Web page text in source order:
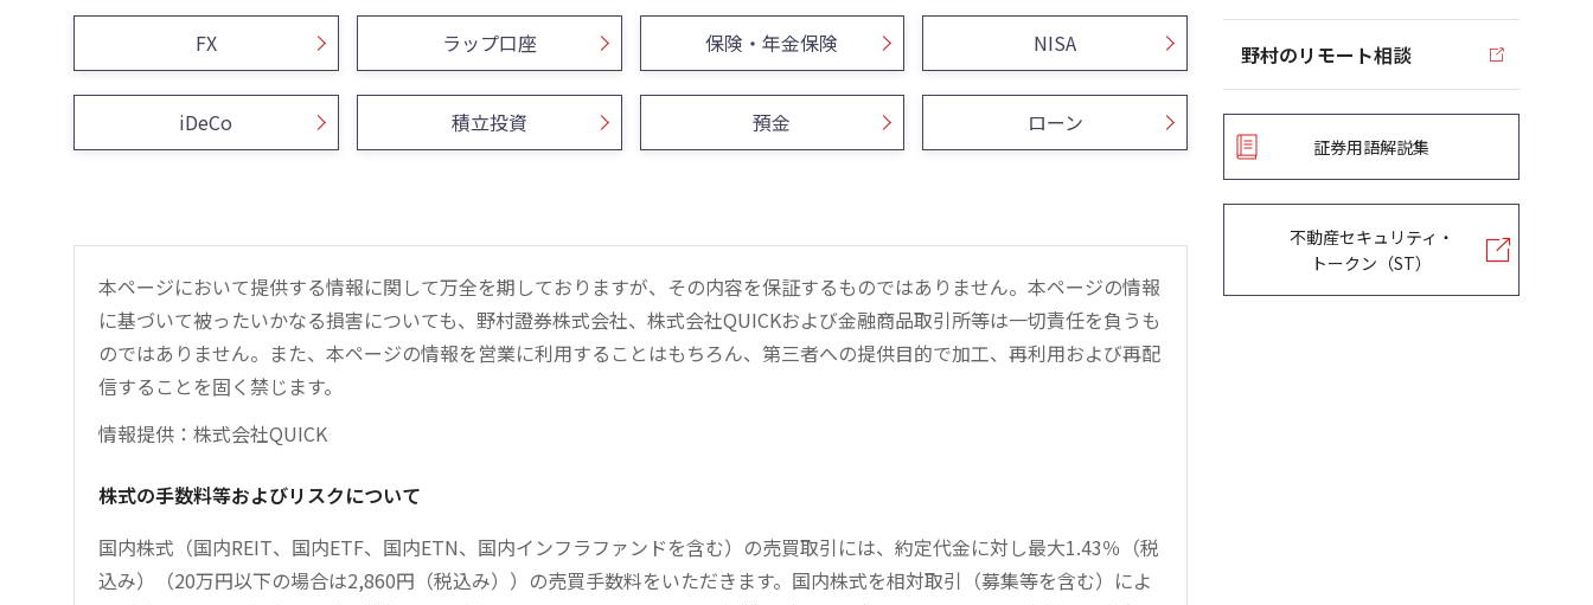
FX ラップ口座 保険・年金保険 NISA
iDeCo 積立投資 預金 ローン
本ページにおいて提供する情報に関して万全を期しておりますが、その内容を保証するものではありません。本ページの情報
に基づいて被ったいかなる損害についても、野村證券株式会社、株式会社QUICKおよび金融商品取引所等は一切責任を負うも
のではありません。また、本ページの情報を営業に利用することはもちろん、第三者への提供目的で加工、再利用および再配
信することを固く禁じます。
情報提供：株式会社QUICK
株式の手数料等およびリスクについて
国内株式（国内REIT、国内ETF、国内ETN、国内インフラファンドを含む）の売買取引には、約定代金に対し最大1.43％（税
込み）（20万円以下の場合は2,860円（税込み））の売買手数料をいただきます。国内株式を相対取引（募集等を含む）によ
野村のリモート相談
証券用語解説集
不動産セキュリティ・
トークン（ST）